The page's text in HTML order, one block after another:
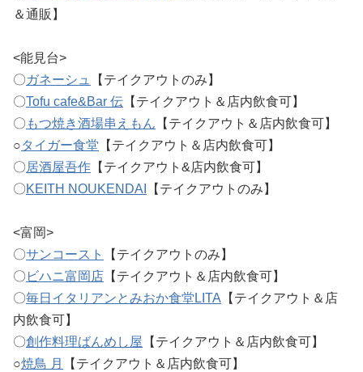
＆通販】
<能見台>
〇ガネーシュ
【テイクアウトのみ】
〇Tofu cafe&Bar 伝 【テイクアウト＆店内飲食可】
〇 もつ焼き酒場串えもん 【テイクアウト＆店内飲食可】
○タイガー食堂 【テイクアウト＆店内飲食可】
〇居酒屋吾作 【テイクアウト&店内飲食可】
〇KEITH NOUKENDAI 【テイクアウトのみ】
<富岡>
〇サンコースト
【テイクアウトのみ】
〇 ビハニ富岡店 【テイクアウト＆店内飲食可】
〇毎日イタリアンとみおか食堂LITA 【テイクアウト＆店
内飲食可】
〇創作料理ばんめし屋 【テイクアウト＆店内飲食可】
○焼鳥 月
【テイクアウト＆店内飲食可】